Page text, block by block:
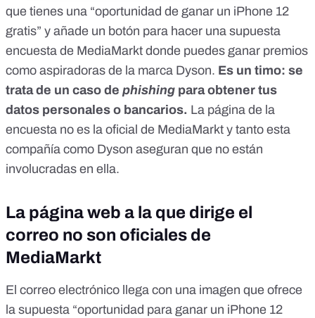
que tienes una “oportunidad de ganar un iPhone 12
gratis” y añade un botón para hacer una supuesta
encuesta de MediaMarkt donde puedes ganar premios
como aspiradoras de la marca Dyson. Es un timo: se
trata de un caso de phishing para obtener tus
datos personales o bancarios. La página de la
encuesta no es la oficial de MediaMarkt y tanto esta
compañía como Dyson aseguran que no están
involucradas en ella.
La página web a la que dirige el
correo no son oficiales de
MediaMarkt
El correo electrónico llega con una imagen que ofrece
la supuesta “oportunidad para ganar un iPhone 12